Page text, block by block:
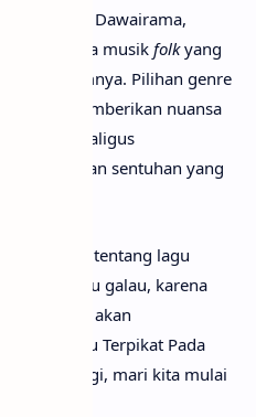
dan Dawairama,
warna musik folkyang
sebelumnya. Pilihan genre
yang memberikan nuansa
Judika, sekaligus
dengan sentuhan yang
penasaran tentang lagu
Tak perlu galau, karena
akan
lagu Terpikat Pada
lama lagi, mari kita mulai